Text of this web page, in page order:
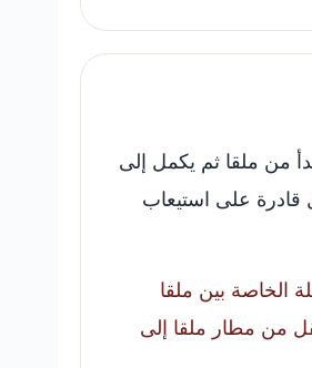
من ملقا ثم يكمل إلى
على استيعاب
الخاصة بين ملقا
من مطار ملقا إلى